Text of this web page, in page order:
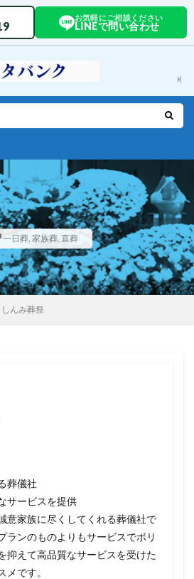
お気軽にご相談ください
LINEで問い合わせ
一日葬, 家族葬, 直葬
しんみ葬祭
葬儀社
サービスを提供
意家族に尽くしてくれる葬儀社で
ランのものよりもサービスでボリ
抑えて高品質なサービスを受けた
メです。